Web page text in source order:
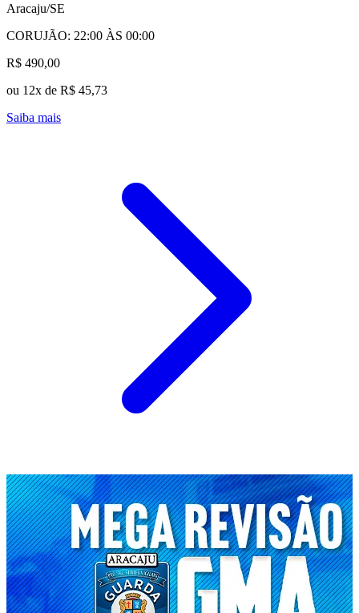
Aracaju/SE
CORUJÃO: 22:00 ÀS 00:00
R$ 490,00
ou 12x de R$ 45,73
Saiba mais